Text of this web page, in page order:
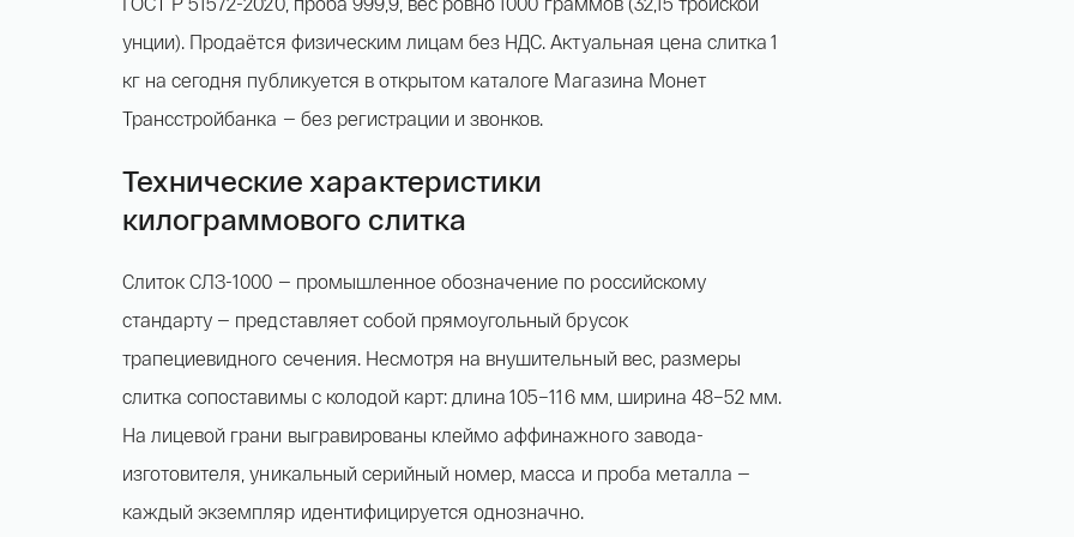
унции). Продаётся физическим лицам без НДС. Актуальная цена слитка 1
кг на сегодня публикуется в открытом каталоге Магазина Монет
Трансстройбанка — без регистрации и звонков.
Технические характеристики
килограммового слитка
Слиток СЛЗ-1000 — промышленное обозначение по российскому
стандарту — представляет собой прямоугольный брусок
трапециевидного сечения. Несмотря на внушительный вес, размеры
слитка сопоставимы с колодой карт: длина 105–116 мм, ширина 48–52 мм.
На лицевой грани выгравированы клеймо аффинажного завода-
изготовителя, уникальный серийный номер, масса и проба металла —
каждый экземпляр идентифицируется однозначно.